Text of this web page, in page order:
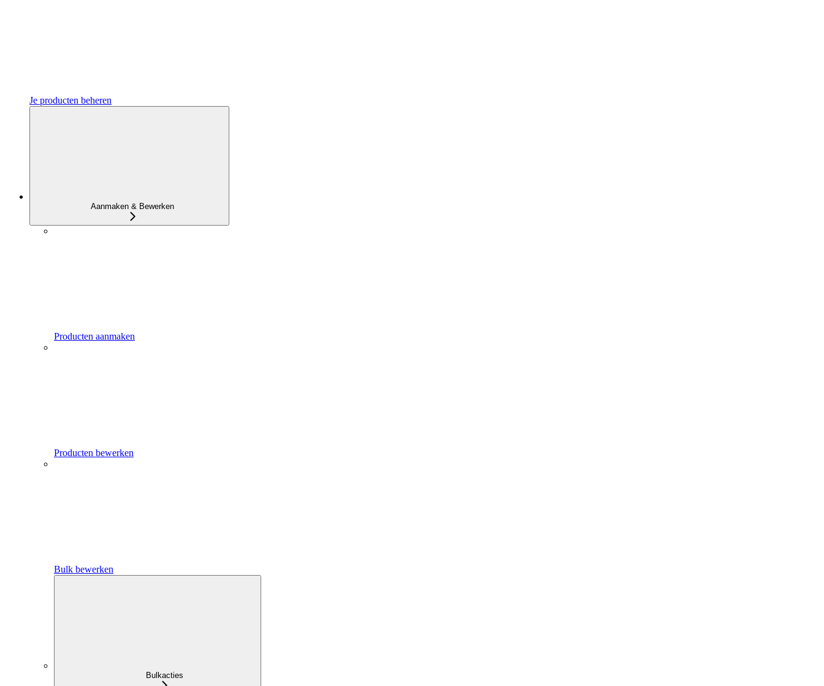
Je producten beheren
Aanmaken & Bewerken
Producten aanmaken
Producten bewerken
Bulk bewerken
Bulkacties